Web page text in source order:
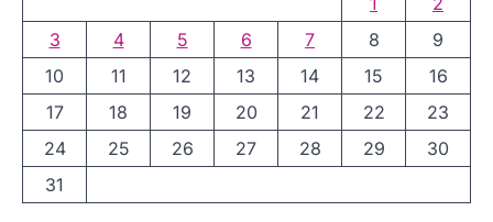
3
4 5 6 7 8
9
10
11 12 13 14 15
16
17
18 19 20 21 22
23
24
25 26 27 28 29
30
31